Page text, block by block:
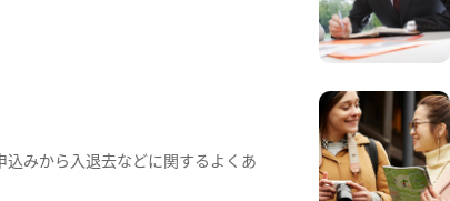
みから入退去などに関するよくあ